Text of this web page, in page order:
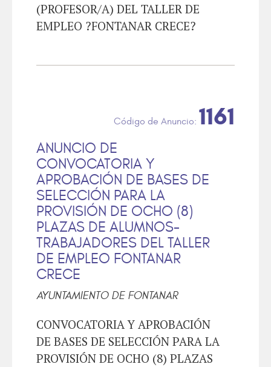
(PROFESOR/A) DEL TALLER DE
EMPLEO ?FONTANAR CRECE?
ANUNCIO DE
CONVOCATORIA Y
APROBACIÓN DE BASES DE
SELECCIÓN PARA LA
PROVISIÓN DE OCHO (8)
PLAZAS DE ALUMNOS-
TRABAJADORES DEL TALLER
DE EMPLEO FONTANAR
CRECE
AYUNTAMIENTO DE FONTANAR
1161
CONVOCATORIA Y APROBACIÓN
DE BASES DE SELECCIÓN PARA LA
PROVISIÓN DE OCHO (8) PLAZAS